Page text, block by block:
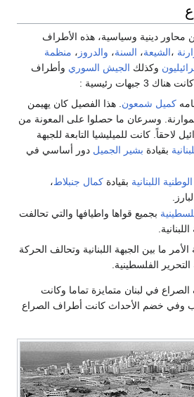
محاور دينية وسياسية، هذه الأطراف
،الشيعة، السنة، والدروز ، منظمة
وكذلك الجيش السوري وأطراف
رئيسية :
كميل شمعون . هذا الفصيل كان يهيمن
وسرعان ما حصلوا على المعونة من
لاحقاً. كانت للميليشيا التابعة للجبهة
بقيادة بشير الجميل دور أساسي في
اللبنانية بقيادة كمال جنبلاط،
بجميع قواها واطيافها والتي تحالفت
ما بين الجبهة اللبنانية وتحالف الحركة
التحرير الفلسطينية.
في لبنان متمايزة تماما وكانت
وفي خضم الأحداث كانت أطراف الصراع